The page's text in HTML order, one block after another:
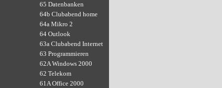
65 Datenbanken
64b Clubabend home
64a Mikro 2
64 Outlook
63a Clubabend Internet
63 Programmieren
62A Windows 2000
62 Telekom
61A Office 2000